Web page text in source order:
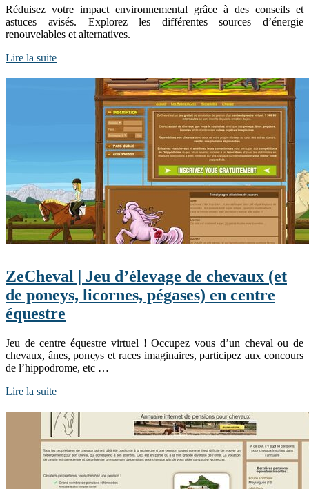
Réduisez votre impact environnemental grâce à des conseils et
astuces avisés. Explorez les différentes sources d’énergie
renouvelables et alternatives.
Lire la suite
ZeCheval | Jeu d’élevage de chevaux (et
de poneys, licornes, pégases) en centre
équestre
Jeu de centre équestre virtuel ! Occupez vous d’un cheval ou de
chevaux, ânes, poneys et races imaginaires, participez aux concours
de l’hippodrome, etc …
Lire la suite